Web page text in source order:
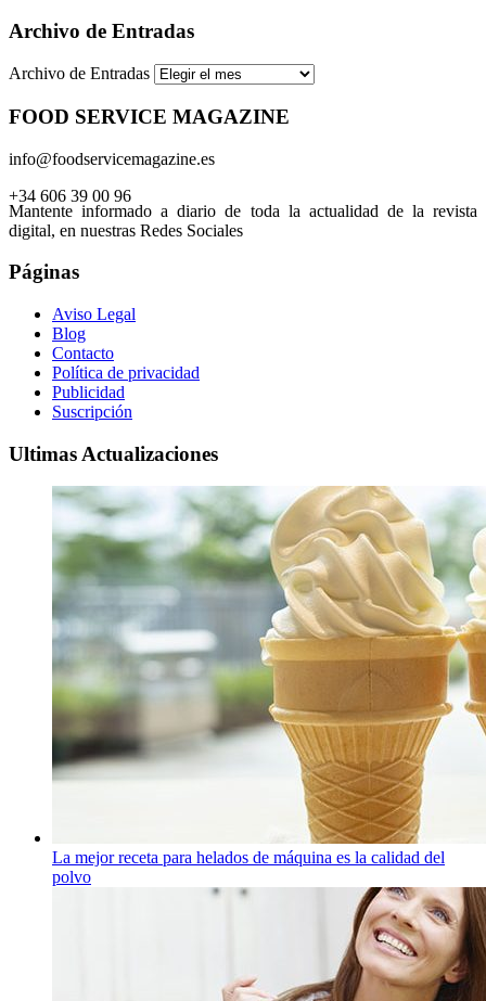
Archivo de Entradas
Archivo de Entradas
FOOD SERVICE MAGAZINE
info@foodservicemagazine.es
+34 606 39 00 96
Mantente informado a diario de toda la actualidad de la revista
digital, en nuestras Redes Sociales
Páginas
Aviso Legal
Blog
Contacto
Política de privacidad
Publicidad
Suscripción
Ultimas Actualizaciones
La mejor receta para helados de máquina es la calidad del
polvo